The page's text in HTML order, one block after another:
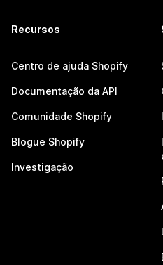
Recursos
Centro de ajuda Shopify
Documentação da API
Comunidade Shopify
Blogue Shopify
Investigação